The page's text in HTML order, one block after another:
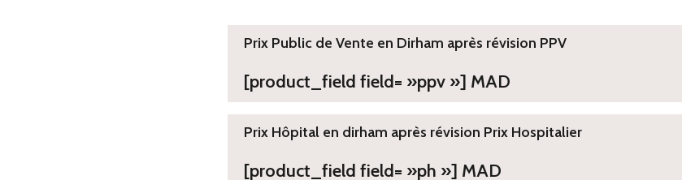
Prix Public de Vente en Dirham après révision PPV
[product_field field= »ppv »] MAD
Prix Hôpital en dirham après révision Prix Hospitalier
[product_field field= »ph »] MAD